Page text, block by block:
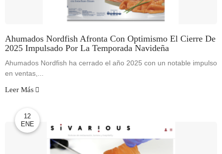
Ahumados Nordfish Afronta Con Optimismo El Cierre De
2025 Impulsado Por La Temporada Navideña
Ahumados Nordfish ha cerrado el año 2025 con un notable impulso
en ventas,...
Leer Más
12
ENE